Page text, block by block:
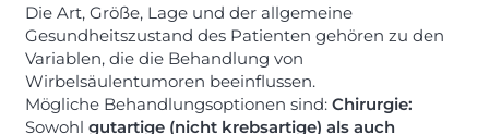
Die Art, Größe, Lage und der allgemeine
Gesundheitszustand des Patienten gehören zu den
Variablen, die die Behandlung von
Wirbelsäulentumoren beeinflussen.
Mögliche Behandlungsoptionen sind: Chirurgie:
Sowohl gutartige (nicht krebsartige) als auch